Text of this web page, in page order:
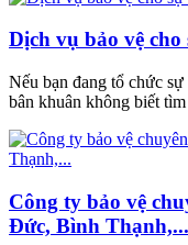
Dịch vụ bảo vệ
Nếu bạn đang tổ chức
bân khuân không biết
Công ty bảo vệ
Đức, Bình Thạnh,...